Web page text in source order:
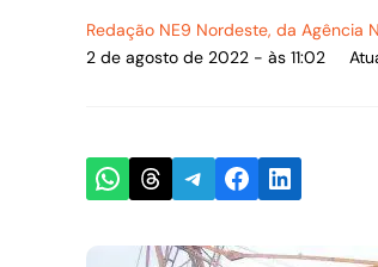
Redação NE9 Nordeste, da Agência
2 de agosto de 2022 - às 11:02
Share on WhatsApp
Share on Threads
Share on Telegram
Share on Facebook
Share on LinkedIn